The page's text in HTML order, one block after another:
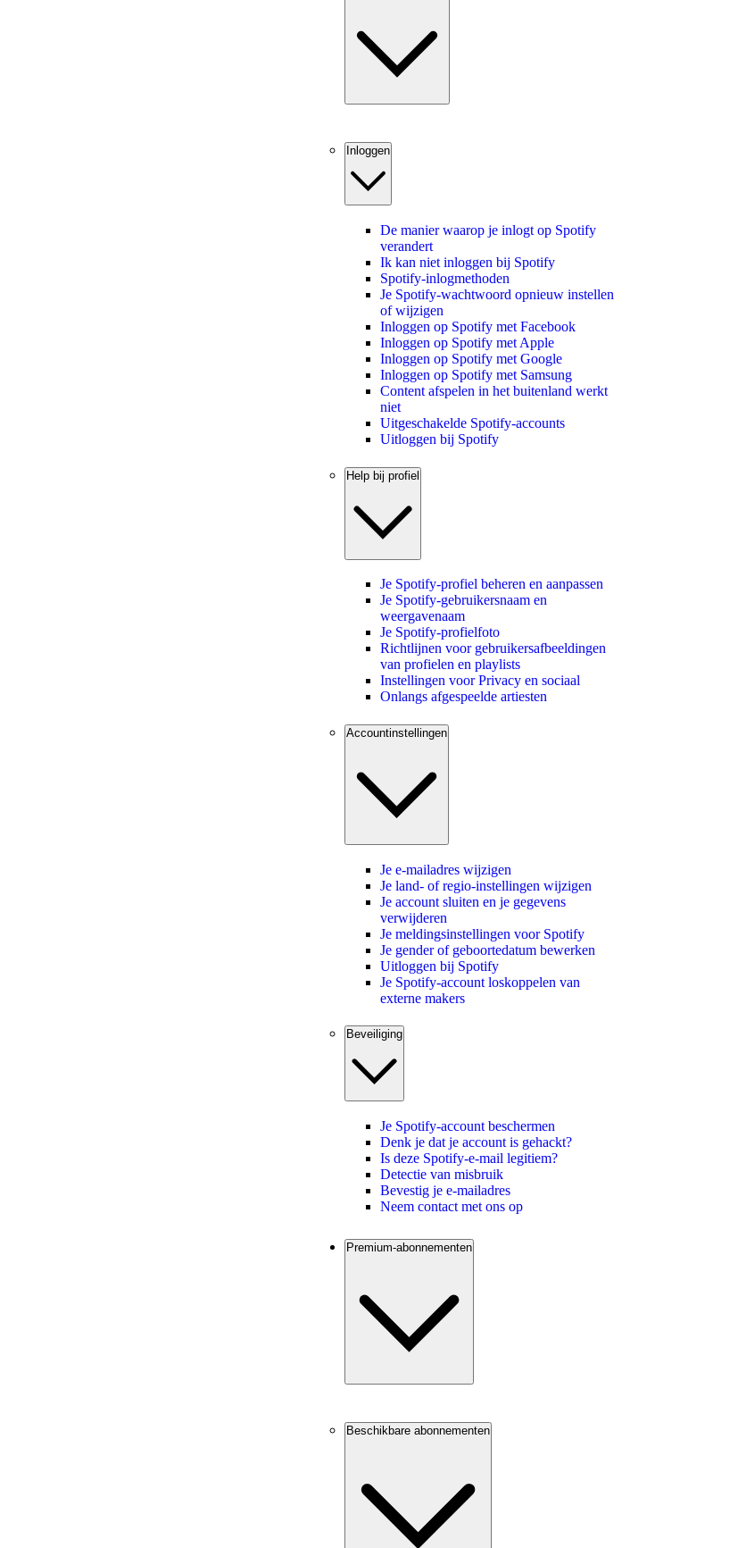
Inloggen
De manier waarop je inlogt op Spotify
verandert
Ik kan niet inloggen bij Spotify
Spotify-inlogmethoden
Je Spotify-wachtwoord opnieuw instellen
of wijzigen
Inloggen op Spotify met Facebook
Inloggen op Spotify met Apple
Inloggen op Spotify met Google
Inloggen op Spotify met Samsung
Content afspelen in het buitenland werkt
niet
Uitgeschakelde Spotify-accounts
Uitloggen bij Spotify
Help bij profiel
Je Spotify-profiel beheren en aanpassen
Je Spotify-gebruikersnaam en
weergavenaam
Je Spotify-profielfoto
Richtlijnen voor gebruikersafbeeldingen
van profielen en playlists
Instellingen voor Privacy en sociaal
Onlangs afgespeelde artiesten
Accountinstellingen
Je e-mailadres wijzigen
Je land- of regio-instellingen wijzigen
Je account sluiten en je gegevens
verwijderen
Je meldingsinstellingen voor Spotify
Je gender of geboortedatum bewerken
Uitloggen bij Spotify
Je Spotify-account loskoppelen van
externe makers
Beveiliging
Je Spotify-account beschermen
Denk je dat je account is gehackt?
Is deze Spotify-e-mail legitiem?
Detectie van misbruik
Bevestig je e-mailadres
Neem contact met ons op
Premium-abonnementen
Beschikbare abonnementen